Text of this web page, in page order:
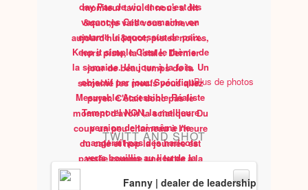
Plus de photos
TWITT AND SHOT
Fanny | dealer de leadership